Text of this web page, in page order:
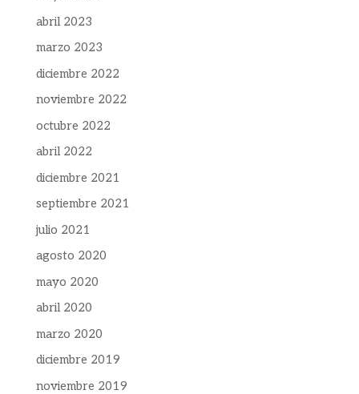
abril 2023
marzo 2023
diciembre 2022
noviembre 2022
octubre 2022
abril 2022
diciembre 2021
septiembre 2021
julio 2021
agosto 2020
mayo 2020
abril 2020
marzo 2020
diciembre 2019
noviembre 2019